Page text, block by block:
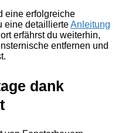
eine erfolgreiche
eine detaillierteAnleitung
erfährst du weiterhin,
entfernen und
dank